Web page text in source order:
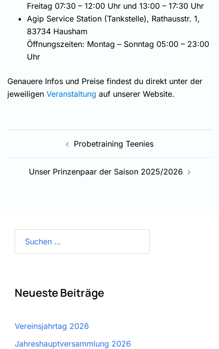
Freitag 07:30 – 12:00 Uhr und 13:00 – 17:30 Uhr
Agip Service Station (Tankstelle), Rathausstr. 1,
83734 Hausham
Öffnungszeiten: Montag – Sonntag 05:00 – 23:00
Uhr
Genauere Infos und Preise findest du direkt unter der
jeweiligen Veranstaltung auf unserer Website.
BeitragsnavigationProbetraining Teenies
Unser Prinzenpaar der Saison 2025/2026
nach:
Neueste Beiträge
Vereinsjahrtag 2026
Jahreshauptversammlung 2026